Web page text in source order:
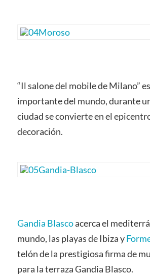
“Il salone del mobile de Milano”
importante del mundo, durante
ciudad se convierte en el
decoración.
Gandia Blascoacerca el
mundo, las playas de Ibiza y
telón de la prestigiosa firma de
para la terraza Gandia Blasco.